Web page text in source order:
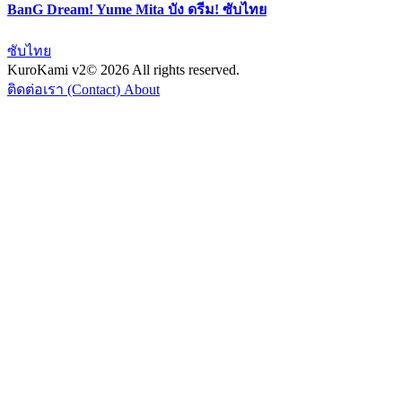
BanG Dream! Yume Mita บัง ดรีม! ซับไทย
ซับไทย
KuroKami v2© 2026 All rights reserved.
ติดต่อเรา (Contact) About